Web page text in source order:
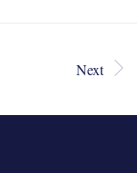
Next